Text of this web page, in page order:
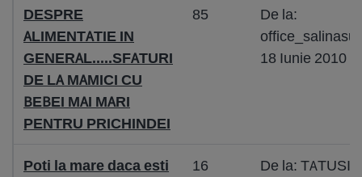
DESPRE
ALIMENTATIE IN
GENERAL.....SFATURI
DE LA MAMICI CU
BEBEI MAI MARI
PENTRU PRICHINDEI
85
De la:
18 Iunie 2010
Poti la mare daca esti
16
De la: